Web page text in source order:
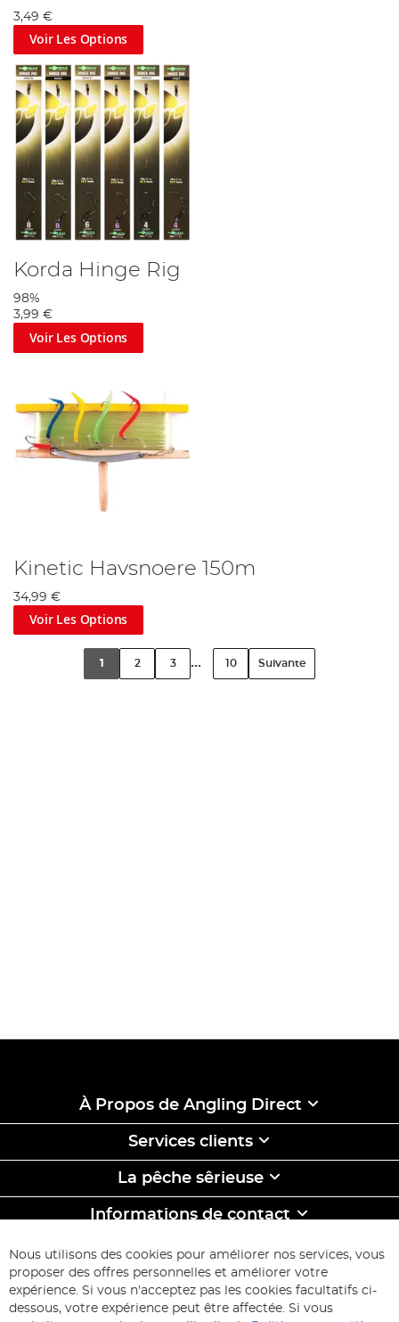
3,49 €
Voir Les Options
Korda Hinge Rig
98%
3,99 €
Voir Les Options
Kinetic Havsnoere 150m
34,99 €
Voir Les Options
1 2 3 ... 10 Suivante
À Propos de Angling Direct
Services clients
La pêche sêrieuse
Informations de contact
ABONNEZ-VOUS & ECONOMISEZ
Inscription
à
Inscription
Nous utilisons des cookies pour améliorer nos services, vous
proposer des offres personnelles et améliorer votre
expérience. Si vous n'acceptez pas les cookies facultatifs ci-
dessous, votre expérience peut être affectée. Si vous